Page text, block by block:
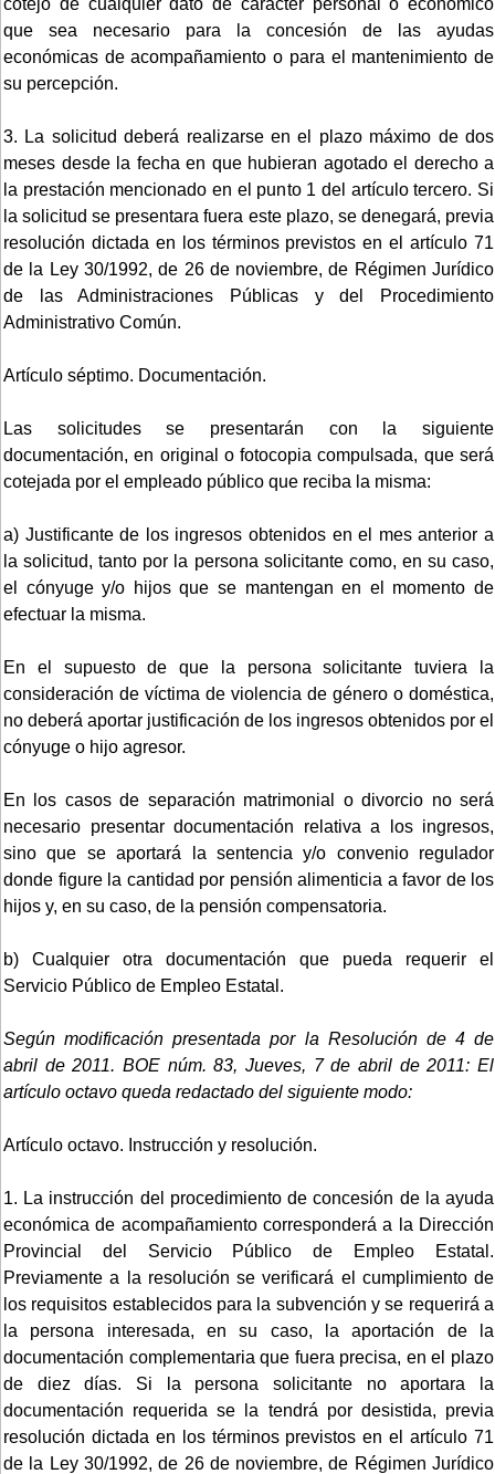
que sea necesario para la concesión de las ayudas
económicas de acompañamiento o para el mantenimiento de
su percepción.
3. La solicitud deberá realizarse en el plazo máximo de dos
meses desde la fecha en que hubieran agotado el derecho a
la prestación mencionado en el punto 1 del artículo tercero. Si
la solicitud se presentara fuera este plazo, se denegará, previa
resolución dictada en los términos previstos en el artículo 71
de la Ley 30/1992, de 26 de noviembre, de Régimen Jurídico
de las Administraciones Públicas y del Procedimiento
Administrativo Común.
Artículo séptimo. Documentación.
Las solicitudes se presentarán con la siguiente
documentación, en original o fotocopia compulsada, que será
cotejada por el empleado público que reciba la misma:
a) Justificante de los ingresos obtenidos en el mes anterior a
la solicitud, tanto por la persona solicitante como, en su caso,
el cónyuge y/o hijos que se mantengan en el momento de
efectuar la misma.
En el supuesto de que la persona solicitante tuviera la
consideración de víctima de violencia de género o doméstica,
no deberá aportar justificación de los ingresos obtenidos por el
cónyuge o hijo agresor.
En los casos de separación matrimonial o divorcio no será
necesario presentar documentación relativa a los ingresos,
sino que se aportará la sentencia y/o convenio regulador
donde figure la cantidad por pensión alimenticia a favor de los
hijos y, en su caso, de la pensión compensatoria.
b) Cualquier otra documentación que pueda requerir el
Servicio Público de Empleo Estatal.
Según modificación presentada por la Resolución de 4 de
abril de 2011. BOE núm. 83, Jueves, 7 de abril de 2011: El
artículo octavo queda redactado del siguiente modo:
Artículo octavo. Instrucción y resolución.
1. La instrucción del procedimiento de concesión de la ayuda
económica de acompañamiento corresponderá a la Dirección
Provincial del Servicio Público de Empleo Estatal.
Previamente a la resolución se verificará el cumplimiento de
los requisitos establecidos para la subvención y se requerirá a
la persona interesada, en su caso, la aportación de la
documentación complementaria que fuera precisa, en el plazo
de diez días. Si la persona solicitante no aportara la
documentación requerida se la tendrá por desistida, previa
resolución dictada en los términos previstos en el artículo 71
de la Ley 30/1992, de 26 de noviembre, de Régimen Jurídico